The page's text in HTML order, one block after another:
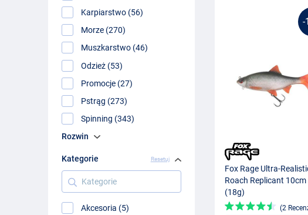
Karpiarstwo (56)
Morze (270)
Muszkarstwo (46)
Odzież (53)
Promocje (27)
Pstrąg (273)
Spinning (343)
Rozwin
Kategorie Resetuj
Kategorie
Akcesoria (5)
-
Fox Rage Ultra-
Roach Replicant 10cm
(18g)
(2